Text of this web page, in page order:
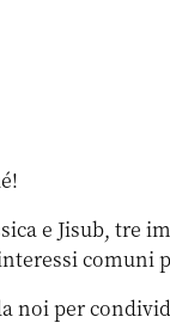
e Jisub, tre
comuni
noi per